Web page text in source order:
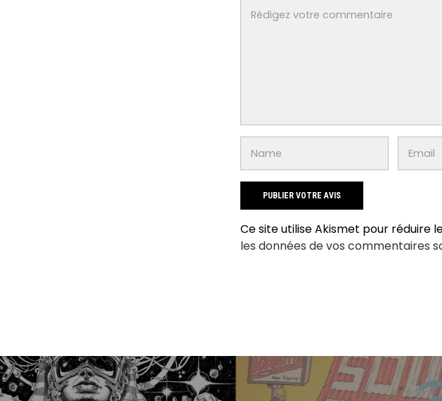
Ce site utilise Akismet pour réduire
les données de vos commentaires